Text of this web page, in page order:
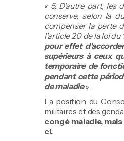
« 5. D'autre part, les
conserve, selon la
compenser la perte
l'article 20 de la loi
pour effet
supérieurs à ceux
temporaire de
pendant cette
de maladie».
La position du
militaires et des
congé maladie,
ci.